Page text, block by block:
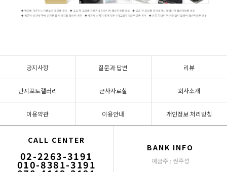
공지사항 질문과 답변 리뷰
반지포토갤러리 군사자료실 회사소개
이용약관 이용안내 개인정보 처리방침
CALL CENTER
02-2263-3191
010-8381-3191
BANK INFO
예금주 : 권주성